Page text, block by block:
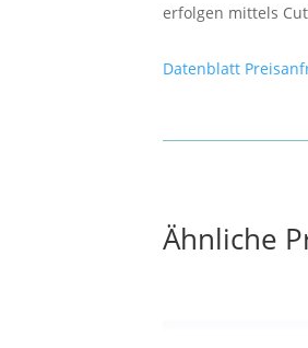
erfolgen mittels
Datenblatt
Ähnliche